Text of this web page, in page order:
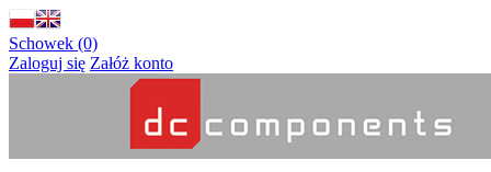
Schowek (0)
Zaloguj się Załóż konto